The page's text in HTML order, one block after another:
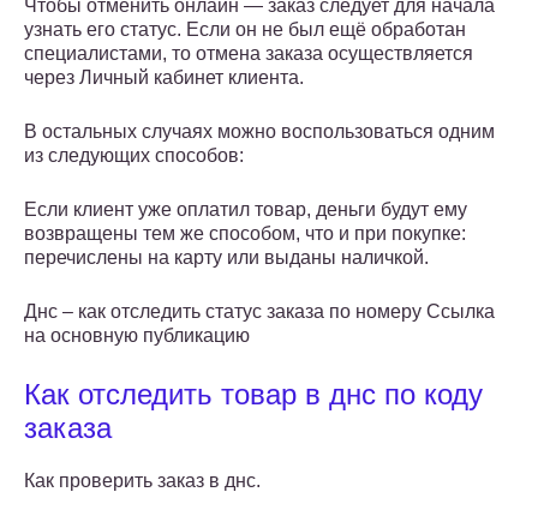
Чтобы отменить онлайн — заказ следует для начала
узнать его статус. Если он не был ещё обработан
специалистами, то отмена заказа осуществляется
через Личный кабинет клиента.
В остальных случаях можно воспользоваться одним
из следующих способов:
Если клиент уже оплатил товар, деньги будут ему
возвращены тем же способом, что и при покупке:
перечислены на карту или выданы наличкой.
Днс – как отследить статус заказа по номеру Ссылка
на основную публикацию
Как отследить товар в днс по коду
заказа
Как проверить заказ в днс.